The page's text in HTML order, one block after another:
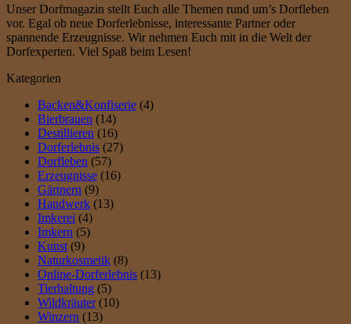
e
n
,
T
r
Unser Dorfmagazin stellt Euch alle Themen rund um’s Dorfleben
vor. Egal ob neue Dorferlebnisse, interessante Partner oder
spannende Erzeugnisse. Wir nehmen Euch mit in die Welt der
Dorfexperten. Viel Spaß beim Lesen!
Kategorien
Backen&Konfiserie (4)
Bierbrauen (14)
Destillieren (16)
Dorferlebnis (27)
Dorfleben (57)
Erzeugnisse (16)
Gärtnern (9)
Handwerk (13)
Imkerei (4)
Imkern (5)
Kunst (9)
Naturkosmetik (8)
Online-Dorferlebnis (13)
Tierhaltung (5)
Wildkräuter(10)
Winzern (13)